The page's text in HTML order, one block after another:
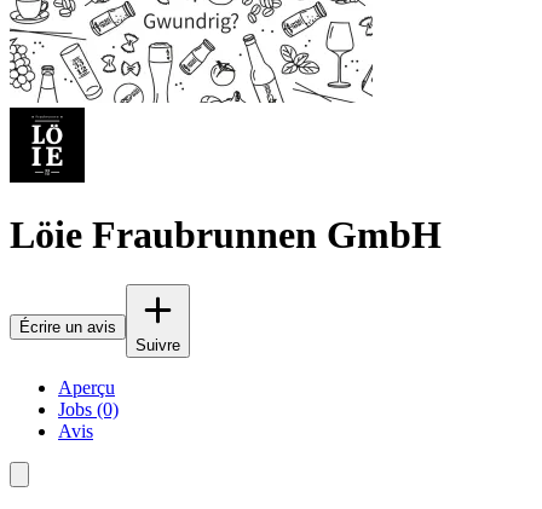
Löie Fraubrunnen GmbH
Écrire un avis
Suivre
Aperçu
Jobs (0)
Avis